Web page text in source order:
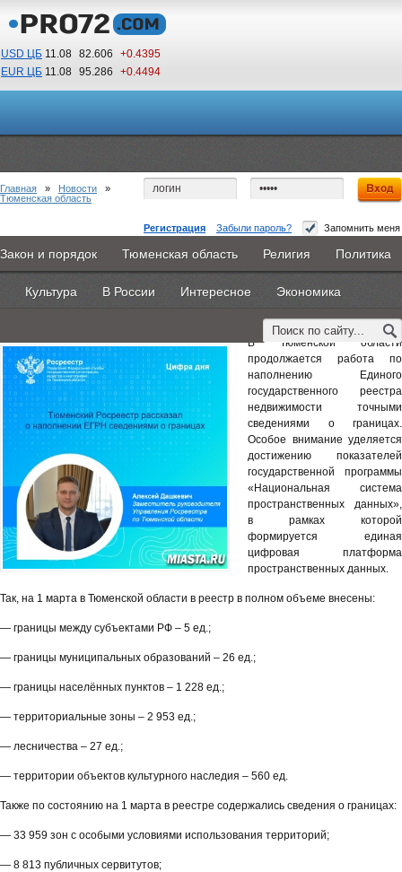
USD ЦБ 11.08 82.606
+0.4395
EUR ЦБ 11.08 95.286 +0.4494
00 35
По Гринвичу (GMT +5)
Регистрация Забыли пароль? Запомнить меня
Главная Новости Объявления КНИГИ ВестиNet
Каталоги 9PS Прочее
Закон и порядок Тюменская область Религия Политика
Культура В России Интересное Экономика
Главная » Новости »
Тюменская область
Тюменский Росреестр рассказал о наполнении
ЕГРН сведениями о границах
В Тюменской области
продолжается работа по
наполнению Единого
государственного реестра
недвижимости точными
сведениями о границах.
Особое внимание уделяется
достижению показателей
государственной программы
«Национальная система
пространственных данных»,
в рамках которой
формируется единая
цифровая платформа
пространственных данных.
Так, на 1 марта в Тюменской области в реестр в полном объеме внесены:
— границы между субъектами РФ – 5 ед.;
— границы муниципальных образований – 26 ед.;
— границы населённых пунктов – 1 228 ед.;
— территориальные зоны – 2 953 ед.;
— лесничества – 27 ед.;
— территории объектов культурного наследия – 560 ед.
Также по состоянию на 1 марта в реестре содержались сведения о границах:
— 33 959 зон с особыми условиями использования территорий;
— 8 813 публичных сервитутов;